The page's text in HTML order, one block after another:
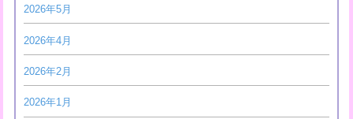
2026年5月
2026年4月
2026年2月
2026年1月